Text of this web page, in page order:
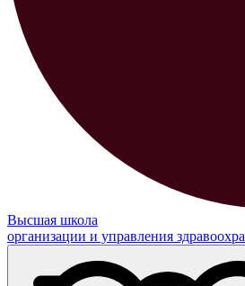
Высшая школа
организации и управления